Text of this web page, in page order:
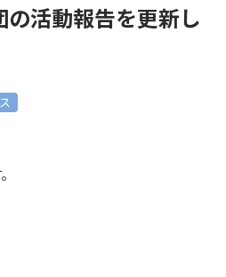
活動報告を更新し